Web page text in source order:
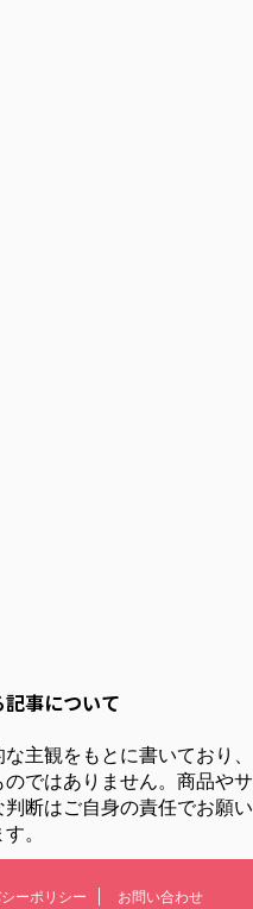
事について
主観をもとに書いており、
ではありません。商品やサ
断はご自身の責任でお願い
。
ーポリシー お問い合わせ